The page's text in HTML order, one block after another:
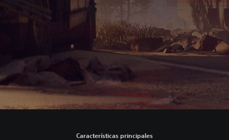
Características principales